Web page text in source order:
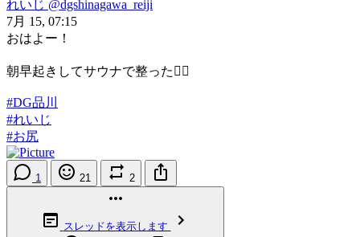
れいじ @dgshinagawa_reiji
7月 15, 07:15
おはよー！
朝早起きしてサウナで整った🧖‍♀️
#DG品川
#れいじ
#お尻
1 21 2
スレッドを表示します